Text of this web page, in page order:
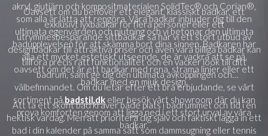
akryl, gjutjärn och kompositmaterialen SolidTec® och Corian®,
som alla är lätta att rengöra. Våra badkar inbjuder dig till den
ultimata egenvården och njutning och vi betonar den ultimata
badupplevelsen för att skämma bort dina sinnen. Badkaren har
alla ett mycket estetiskt utseende, de är vackra att se på,
oavsett om det är ett badkar med rena, strama linjer eller ett
badkar med en mjuk design.
Oavsett om du behöver ett elegant, klassiskt badkar, ett
exklusivt lyxbadkar för flera personer eller ett
utrymmesbesparande sittbadkar så har vi ett stort utbud av
designbadkar till attraktiva priser och även våra billiga badkar kan
tillföra precis rätt funktionalitet och en vacker look till ditt
badrum, samt ge dig den ultimata avkopplingen och
välbefinnandet. Om du letar efter ett bra erbjudande, se vårt
sortiment påbadstil.dkeller besök vårt showroom där du kan
prova komforten genom att ligga ned i ett stort urval av våra
badkar.
Att ta ett skönt bad kräver både plats i badrummet och tid i en
hektisk vardag. Men att prioritera dig själv och faktiskt lägga in ett
bad i din kalender på samma sätt som dammsugning eller tennis